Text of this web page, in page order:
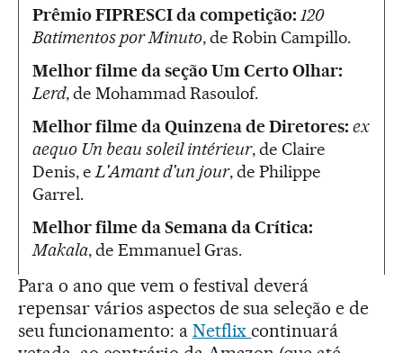
Prêmio FIPRESCI da competição: 120
Batimentos por Minuto, de Robin Campillo.
Melhor filme da seção Um Certo Olhar:
Lerd, de Mohammad Rasoulof.
Melhor filme da Quinzena de Diretores: ex
aequo Un beau soleil intérieur, de Claire
Denis, eL'Amant d'un jour, de Philippe
Garrel.
Melhor filme da Semana da Crítica:
Makala, de Emmanuel Gras.
Para o ano que vem o festival deverá
repensar vários aspectos de sua seleção e de
seu funcionamento: a Netflixcontinuará